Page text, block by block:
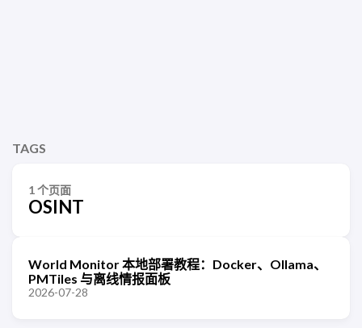
TAGS
1 个页面
OSINT
World Monitor 本地部署教程：Docker、Ollama、
PMTiles 与离线情报面板
2026-07-28